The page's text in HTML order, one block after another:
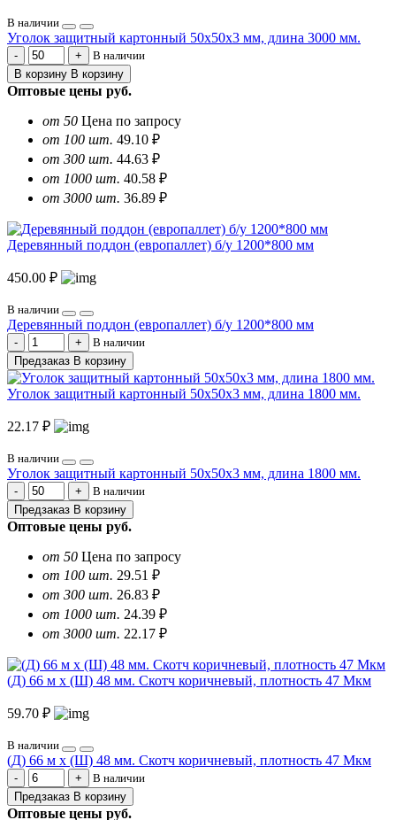
В наличии
Уголок защитный картонный 50х50х3 мм, длина 3000 мм.
В наличии
В корзину В корзину
Оптовые цены руб.
от 50 Цена по запросу
от 100 шт. 49.10 ₽
от 300 шт. 44.63 ₽
от 1000 шт. 40.58 ₽
от 3000 шт. 36.89 ₽
Деревянный поддон (европаллет) б/у 1200*800 мм
450.00 ₽
В наличии
Деревянный поддон (европаллет) б/у 1200*800 мм
В наличии
Предзаказ В корзину
Уголок защитный картонный 50х50х3 мм, длина 1800 мм.
22.17 ₽
В наличии
Уголок защитный картонный 50х50х3 мм, длина 1800 мм.
В наличии
Предзаказ В корзину
Оптовые цены руб.
от 50 Цена по запросу
от 100 шт. 29.51 ₽
от 300 шт. 26.83 ₽
от 1000 шт. 24.39 ₽
от 3000 шт. 22.17 ₽
(Д) 66 м х (Ш) 48 мм. Скотч коричневый, плотность 47 Мкм
59.70 ₽
В наличии
(Д) 66 м х (Ш) 48 мм. Скотч коричневый, плотность 47 Мкм
В наличии
Предзаказ В корзину
Оптовые цены руб.